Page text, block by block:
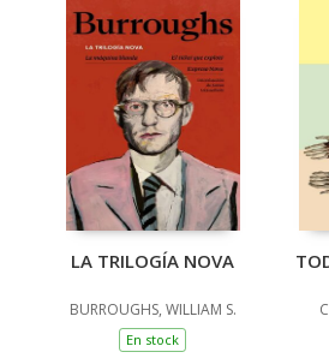
LA TRILOGÍA NOVA
BURROUGHS, WILLIAM S.
En stock